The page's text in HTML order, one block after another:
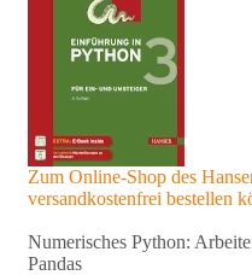
Zum Online-Shop des
versandkostenfrei bestellen
Numerisches Python:
Pandas